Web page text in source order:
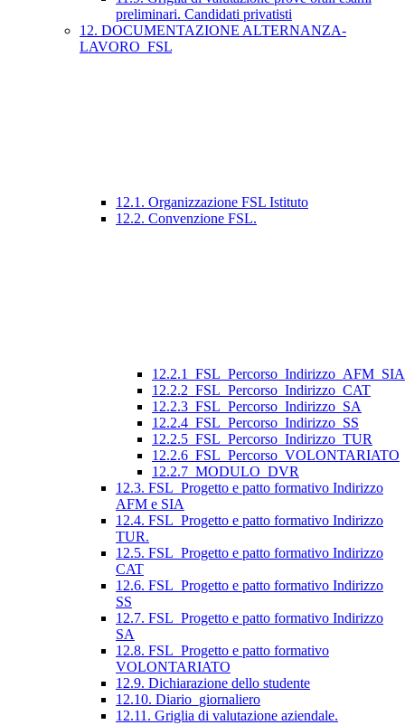
preliminari. Candidati privatisti
12. DOCUMENTAZIONE ALTERNANZA-
LAVORO_FSL
12.1. Organizzazione FSL Istituto
12.2. Convenzione FSL.
12.2.1_FSL_Percorso_Indirizzo_AFM_SIA
12.2.2_FSL_Percorso_Indirizzo_CAT
12.2.3_FSL_Percorso_Indirizzo_SA
12.2.4_FSL_Percorso_Indirizzo_SS
12.2.5_FSL_Percorso_Indirizzo_TUR
12.2.6_FSL_Percorso_VOLONTARIATO
12.2.7_MODULO_DVR
12.3. FSL_Progetto e patto formativo Indirizzo
AFM e SIA
12.4. FSL_Progetto e patto formativo Indirizzo
TUR.
12.5. FSL_Progetto e patto formativo Indirizzo
CAT
12.6. FSL_Progetto e patto formativo Indirizzo
SS
12.7. FSL_Progetto e patto formativo Indirizzo
SA
12.8. FSL_Progetto e patto formativo
VOLONTARIATO
12.9. Dichiarazione dello studente
12.10. Diario_giornaliero
12.11. Griglia di valutazione aziendale.